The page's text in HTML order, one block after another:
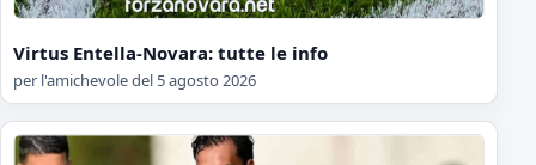
Virtus Entella-Novara: tutte le info
per l'amichevole del 5 agosto 2026